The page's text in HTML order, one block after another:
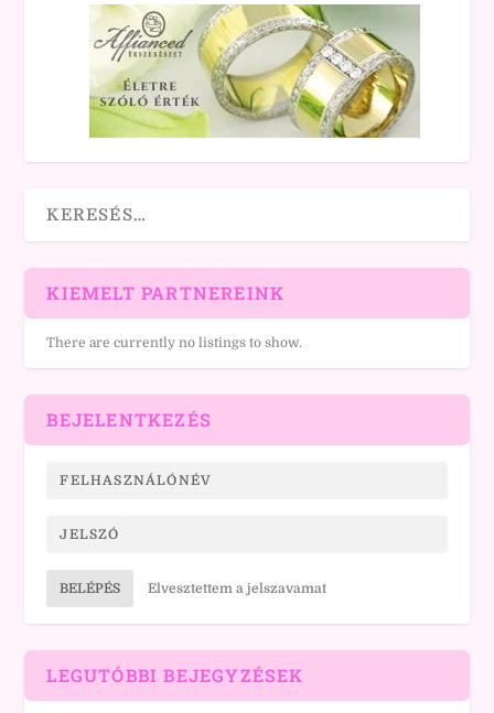
KIEMELT PARTNEREINK
There are currently no listings to show.
BEJELENTKEZÉS
BELÉPÉS Elvesztettem a jelszavamat
LEGUTÓBBI BEJEGYZÉSEK